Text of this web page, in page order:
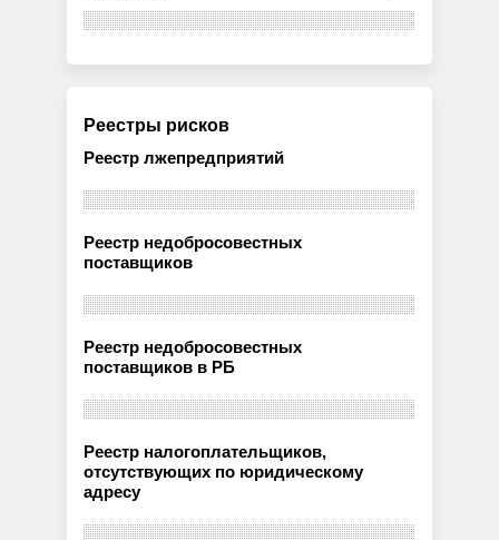
Реестры рисков
Реестр лжепредприятий
Реестр недобросовестных
поставщиков
Реестр недобросовестных
поставщиков в РБ
Реестр налогоплательщиков,
отсутствующих по юридическому
адресу